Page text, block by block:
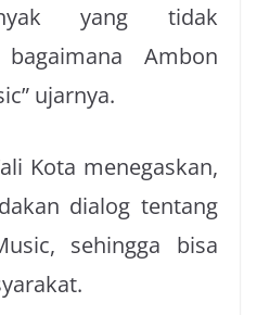
yang tidak
Ambon
ujarnya.
Kota menegaskan,
dialog tentang
sehingga bisa